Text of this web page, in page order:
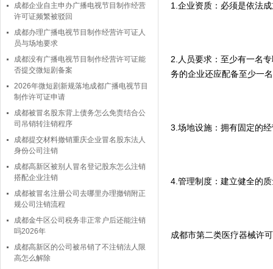
成都企业自主申办广播电视节目制作经营
许可证频繁被驳回
成都办理广播电视节目制作经营许可证人
员与场地要求
成都没有广播电视节目制作经营许可证能
否提交微短剧备案
2026年微短剧新规落地成都广播电视节目
制作许可证申请
成都被冒名股东背上债务怎么免责结合公
司吊销转注销程序
成都提交材料撤销重庆企业冒名股东法人
身份公司注销
成都高新区被别人冒名登记股东怎么注销
搭配企业注销
成都被冒名注册公司去哪里办理撤销附正
规公司注销流程
成都金牛区公司税务非正常户后还能注销
吗2026年
成都高新区的公司被吊销了不注销法人限
高怎么解除
1.企业资质：必须是依法
2.人员要求：至少有一名
务的企业还应配备至少一
3.场地设施：拥有固定的
4.管理制度：建立健全的
成都市第二类医疗器械许